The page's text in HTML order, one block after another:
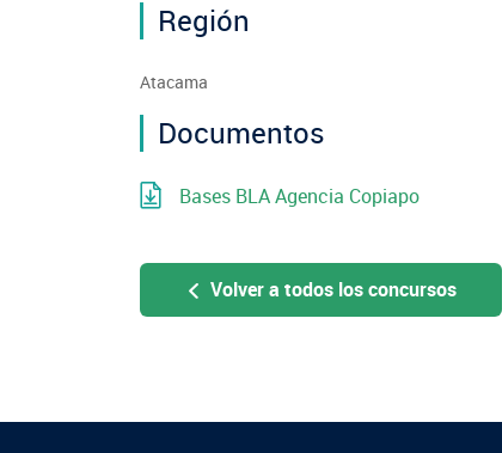
Región
Atacama
Documentos
Bases BLA Agencia Copiapo
Volver a todos los concursos